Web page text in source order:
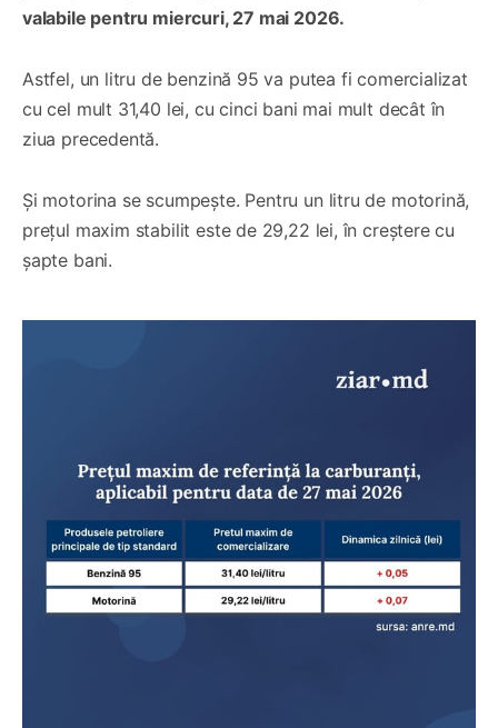
valabile pentru miercuri, 27 mai 2026.
Astfel, un litru de benzină 95 va putea fi comercializat
cu cel mult 31,40 lei, cu cinci bani mai mult decât în
ziua precedentă.
Și motorina se scumpește. Pentru un litru de motorină,
prețul maxim stabilit este de 29,22 lei, în creștere cu
șapte bani.